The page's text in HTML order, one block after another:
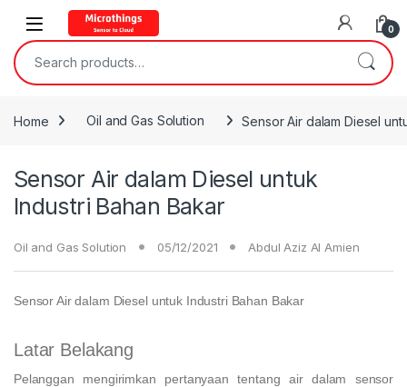
Open 0
Search for:
Home Oil and Gas Solution Sensor Air dalam Diesel
Sensor Air dalam Diesel untuk
Industri Bahan Bakar
Oil and Gas Solution 05/12/2021 Abdul Aziz Al Amien
Sensor Air dalam Diesel untuk Industri Bahan Bakar
Latar Belakang
Pelanggan mengirimkan pertanyaan tentang air dalam sensor